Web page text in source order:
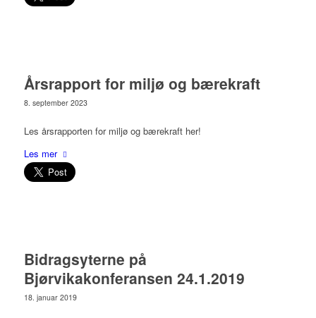
Årsrapport for miljø og bærekraft
8. september 2023
Les årsrapporten for miljø og bærekraft her!
Les mer
Bidragsyterne på
Bjørvikakonferansen 24.1.2019
18. januar 2019